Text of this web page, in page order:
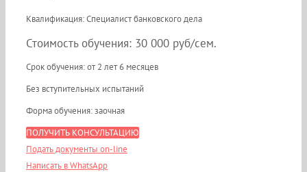
Квалификация: Специалист банковского дела
Стоимость обучения: 30 000 руб/сем.
Срок обучения: от 2 лет 6 месяцев
Без вступительных испытаний
Форма обучения: заочная
ПОЛУЧИТЬ КОНСУЛЬТАЦИЮ
Подать документы on-line
Написать в WhatsApp